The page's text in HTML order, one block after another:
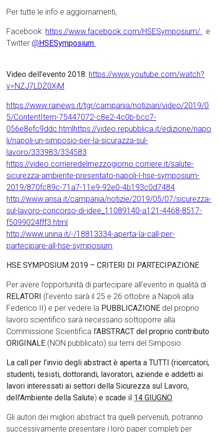
Per tutte le info e aggiornamenti,
Facebook: https://www.facebook.com/HSESymposium/
e
Twitter @HSESymposium
Video dell’evento 2018: https://www.youtube.com/watch?
v=NZJ7LDZ0XjM
https://www.rainews.it/tgr/campania/notiziari/video/2019/0
5/ContentItem-75447072-c8e2-4c0b-bcc7-
056e8efc9ddc.htmlhttps://video.repubblica.it/edizione/napo
li/napoli-un-simposio-per-la-sicurazza-sul-
lavoro/333983/334583
https://video.corrieredelmezzogiorno.corriere.it/salute-
sicurezza-ambiente-presentato-napoli-l-hse-symposium-
2019/870fc89c-71a7-11e9-92e0-4b193c0d7484
http://www.ansa.it/campania/notizie/2019/05/07/sicurezza-
sul-lavoro-concorso-di-idee_11089140-a121-4468-8517-
f5099024fff3.html
http://www.unina.it/-/18813334-aperta-la-call-per-
partecipare-all-hse-symposium
HSE SYMPOSIUM 2019 – CRITERI DI PARTECIPAZIONE
Per avere l’opportunità di partecipare all’evento in qualità di
RELATORI (l’evento sarà il 25 e 26 ottobre a Napoli alla
Federico II) e per vedere la PUBBLICAZIONE del proprio
lavoro scientifico sarà necessario sottoporre alla
Commissione Scientifica l’ABSTRACT del proprio contributo
ORIGINALE (NON pubblicato) sui temi del Simposio.
La call per l’invio degli abstract è aperta a TUTTI (ricercatori,
studenti, tesisti, dottorandi, lavoratori, aziende e addetti ai
lavori interessati ai settori della Sicurezza sul Lavoro,
dell’Ambiente della Salute)e scade il 14 GIUGNO
Gli autori dei migliori abstract tra quelli pervenuti, potranno
successivamente presentare i loro paper completi per